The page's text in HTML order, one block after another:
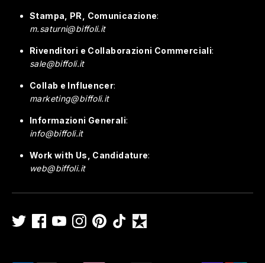
Stampa, PR, Comunicazione:
m.saturni@biffoli.it
Rivenditori e Collaborazioni Commerciali:
sale@biffoli.it
Collab e Influencer:
marketing@biffoli.it
Informazioni Generali:
info@biffoli.it
Work with Us, Candidature:
web@biffoli.it